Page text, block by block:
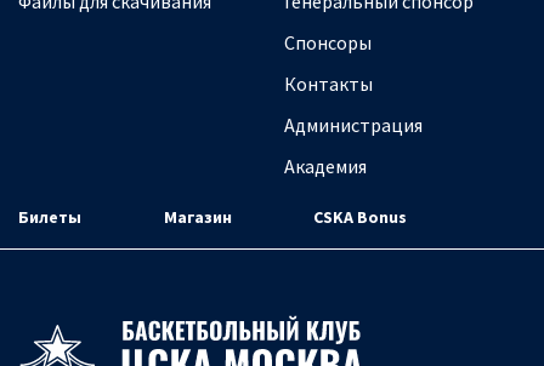
Спонсоры
Контакты
Администрация
Академия
Билеты Магазин CSKA Bonus